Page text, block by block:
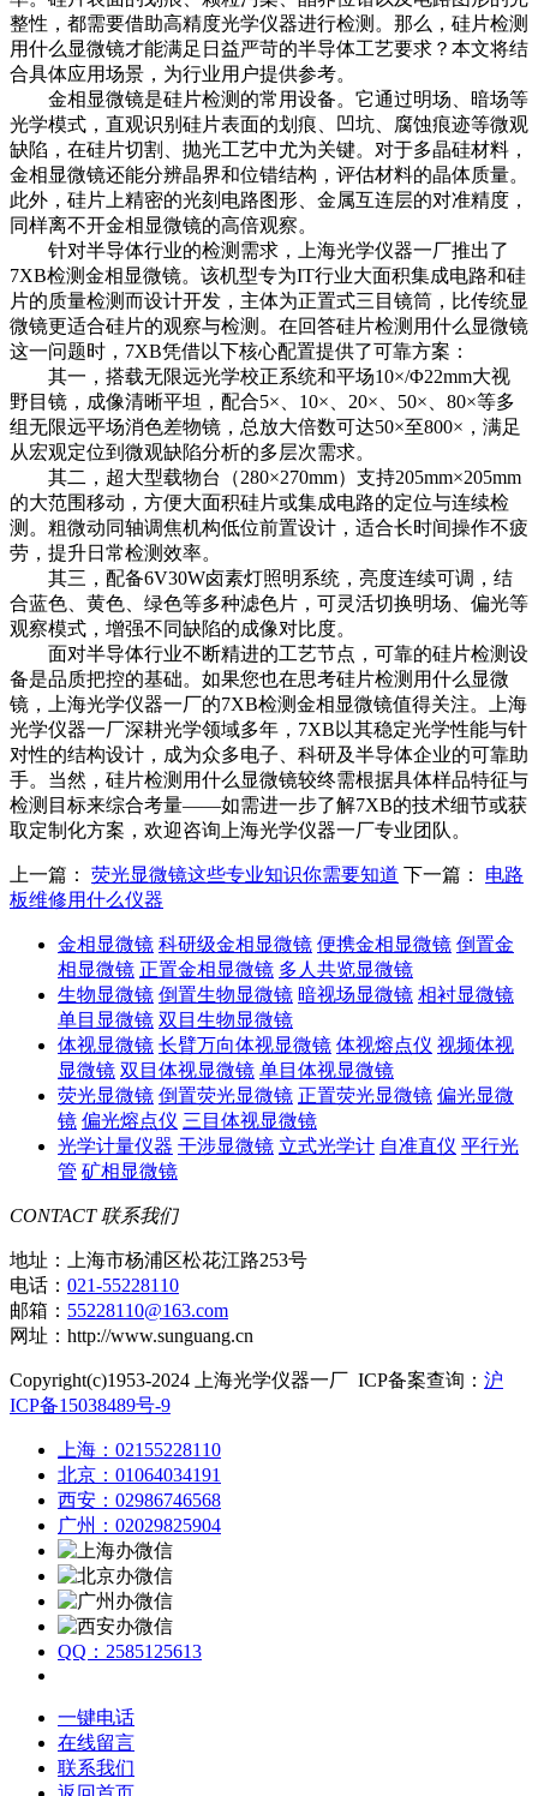
整性，都需要借助高精度光学仪器进行检测。那么，硅片检测
用什么显微镜才能满足日益严苛的半导体工艺要求？本文将结
合具体应用场景，为行业用户提供参考。
金相显微镜是硅片检测的常用设备。它通过明场、暗场等
光学模式，直观识别硅片表面的划痕、凹坑、腐蚀痕迹等微观
缺陷，在硅片切割、抛光工艺中尤为关键。对于多晶硅材料，
金相显微镜还能分辨晶界和位错结构，评估材料的晶体质量。
此外，硅片上精密的光刻电路图形、金属互连层的对准精度，
同样离不开金相显微镜的高倍观察。
针对半导体行业的检测需求，上海光学仪器一厂推出了
7XB检测金相显微镜。该机型专为IT行业大面积集成电路和硅
片的质量检测而设计开发，主体为正置式三目镜筒，比传统显
微镜更适合硅片的观察与检测。在回答硅片检测用什么显微镜
这一问题时，7XB凭借以下核心配置提供了可靠方案：
其一，搭载无限远光学校正系统和平场10×/Φ22mm大视
野目镜，成像清晰平坦，配合5×、10×、20×、50×、80×等多
组无限远平场消色差物镜，总放大倍数可达50×至800×，满足
从宏观定位到微观缺陷分析的多层次需求。
其二，超大型载物台（280×270mm）支持205mm×205mm
的大范围移动，方便大面积硅片或集成电路的定位与连续检
测。粗微动同轴调焦机构低位前置设计，适合长时间操作不疲
劳，提升日常检测效率。
其三，配备6V30W卤素灯照明系统，亮度连续可调，结
合蓝色、黄色、绿色等多种滤色片，可灵活切换明场、偏光等
观察模式，增强不同缺陷的成像对比度。
面对半导体行业不断精进的工艺节点，可靠的硅片检测设
备是品质把控的基础。如果您也在思考硅片检测用什么显微
镜，上海光学仪器一厂的7XB检测金相显微镜值得关注。上海
光学仪器一厂深耕光学领域多年，7XB以其稳定光学性能与针
对性的结构设计，成为众多电子、科研及半导体企业的可靠助
手。当然，硅片检测用什么显微镜较终需根据具体样品特征与
检测目标来综合考量——如需进一步了解7XB的技术细节或获
取定制化方案，欢迎咨询上海光学仪器一厂专业团队。
上一篇： 荧光显微镜这些专业知识你需要知道 下一篇： 电路
板维修用什么仪器
金相显微镜 科研级金相显微镜 便携金相显微镜 倒置金
相显微镜 正置金相显微镜 多人共览显微镜
生物显微镜 倒置生物显微镜 暗视场显微镜 相衬显微镜
单目显微镜 双目生物显微镜
体视显微镜 长臂万向体视显微镜 体视熔点仪 视频体视
显微镜 双目体视显微镜 单目体视显微镜
荧光显微镜 倒置荧光显微镜 正置荧光显微镜 偏光显微
镜 偏光熔点仪 三目体视显微镜
光学计量仪器 干涉显微镜 立式光学计 自准直仪 平行光
管 矿相显微镜
CONTACT 联系我们
地址：上海市杨浦区松花江路253号
电话： 021-55228110
邮箱： 55228110@163.com
网址：http://www.sunguang.cn
Copyright(c)1953-2024 上海光学仪器一厂 ICP备案查询： 沪
ICP备15038489号-9
上海：02155228110
北京：01064034191
西安：02986746568
广州：02029825904
QQ：2585125613
一键电话
在线留言
联系我们